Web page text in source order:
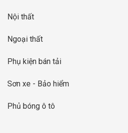
Nội thất
Ngoại thất
Phụ kiện bán tải
Sơn xe - Bảo hiểm
Phủ bóng ô tô